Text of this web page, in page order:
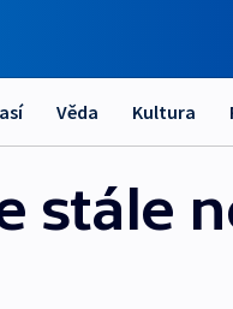
Věda Kultura
stále